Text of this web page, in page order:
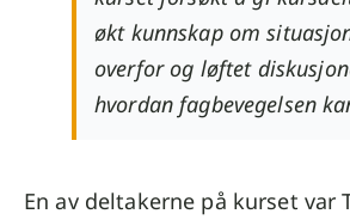
økt kunnskap om
overfor og løftet
hvordan fagbevegelsen
En av deltakerne på kurset var